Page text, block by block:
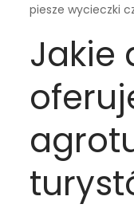
piesze wycieczki
Jakie